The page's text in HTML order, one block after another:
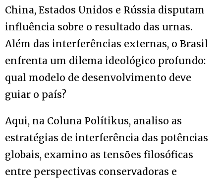
China, Estados Unidos e Rússia disputam
influência sobre o resultado das urnas.
Além das interferências externas, o Brasil
enfrenta um dilema ideológico profundo:
qual modelo de desenvolvimento deve
guiar o país?
Aqui, na Coluna Polítikus, analiso as
estratégias de interferência das potências
globais, examino as tensões filosóficas
entre perspectivas conservadoras e